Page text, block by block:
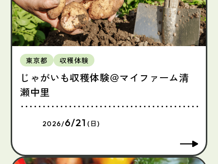
東京都 収穫体験
じゃがいも収穫体験＠マイファーム清
瀬中里
2026/6/21 (日)